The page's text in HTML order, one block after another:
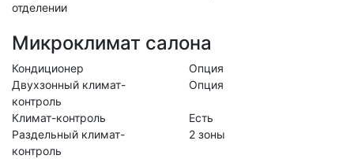
отделении
Микроклимат салона
Кондиционер
Опция
Двухзонный климат-
контроль
Опция
Климат-контроль
Есть
Раздельный климат-
контроль
2 зоны